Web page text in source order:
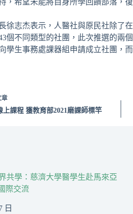
，希望未能將自身所學回饋部落，
徐志杰表示，人醫社與原民社除了
個不同類型的社團，此次推選的兩
學生事務處課器組申請成立社團，
章
上課程 獲教育部2021磨課師標竿
共學：慈濟大學醫學生赴馬來亞
際交流
日